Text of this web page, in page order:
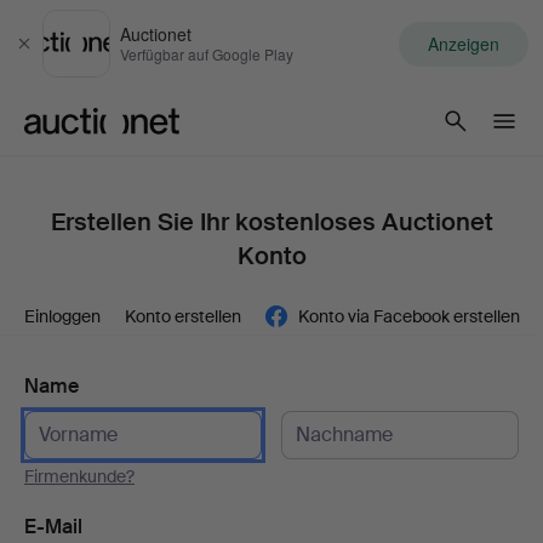
Schließen
Auctionet
Verfügbar auf Google Play Anzeigen
Erstellen Sie Ihr kostenloses Auctionet
Konto
Einloggen Konto erstellen Konto via Facebook erstellen
Name
Firmenkunde?
E-Mail